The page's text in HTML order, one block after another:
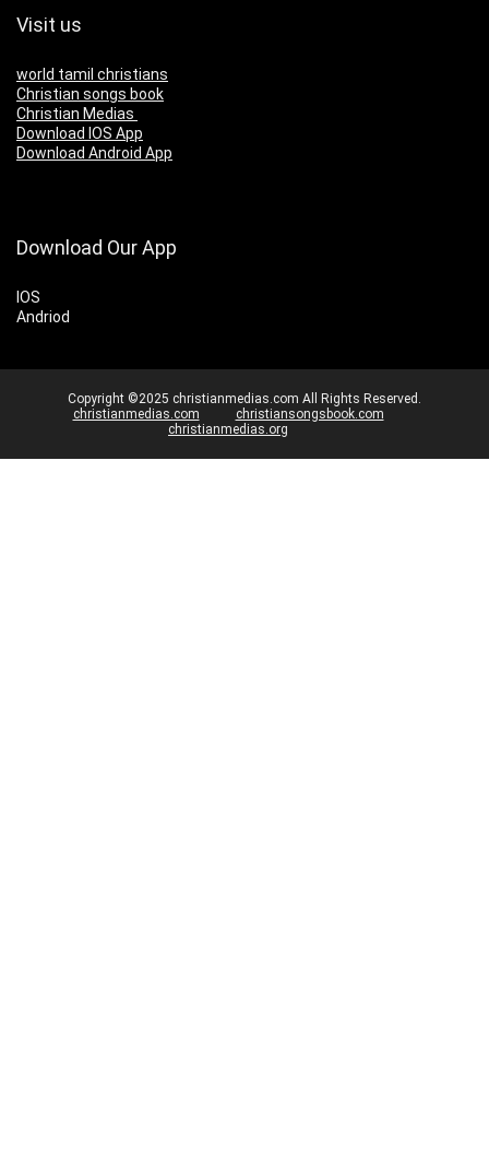
Visit us
world tamil christians
Christian songs book
Christian Medias
Download IOS App
Download Android App
Download Our App
IOS
Andriod
Copyright ©2025 christianmedias.com All Rights Reserved.
christianmedias.com
christiansongsbook.com
christianmedias.org